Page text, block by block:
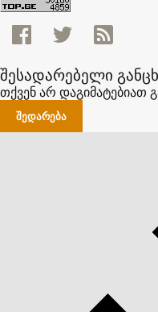
შესადარებელი
თქვენ არ დაგიმატებიათ
ᲨᲔᲓᲐᲠᲔᲑᲐ